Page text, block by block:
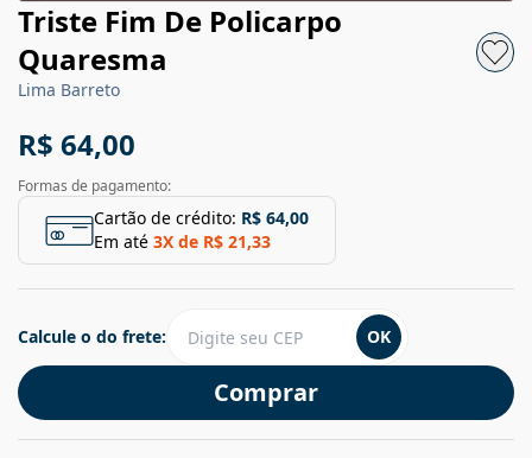
Triste Fim De Policarpo
Quaresma
Lima Barreto
R$ 64,00
Formas de pagamento:
Cartão de crédito: R$ 64,00
Em até 3X de R$ 21,33
Comprar
Calcule o do frete: OK